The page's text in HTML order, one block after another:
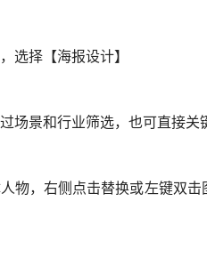
选择【海报设计】
场景和行业筛选，也可直接关
物，右侧点击替换或左键双